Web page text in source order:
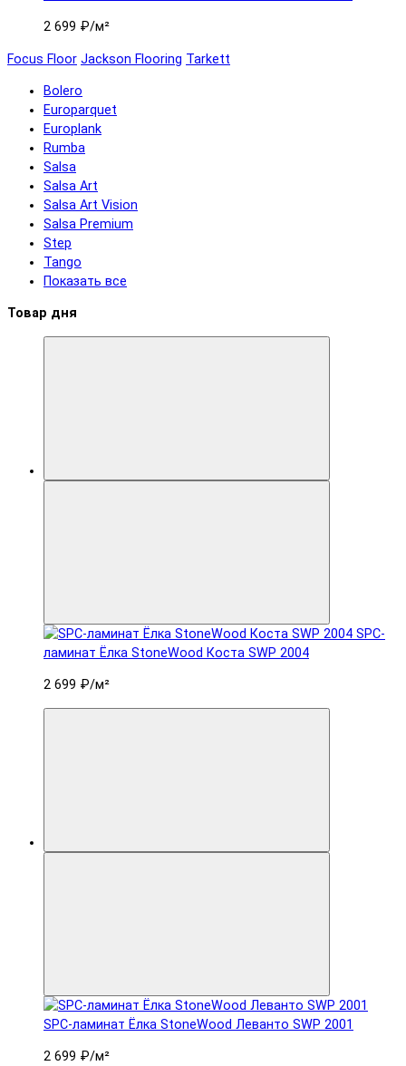
2 699 ₽/м²
Focus Floor Jackson Flooring Tarkett
Bolero
Europarquet
Europlank
Rumba
Salsa
Salsa Art
Salsa Art Vision
Salsa Premium
Step
Tango
Показать все
Товар дня
SPC-
ламинат Ëлка StoneWood Коста SWP 2004
2 699 ₽/м²
SPC-ламинат Ëлка StoneWood Леванто SWP 2001
2 699 ₽/м²